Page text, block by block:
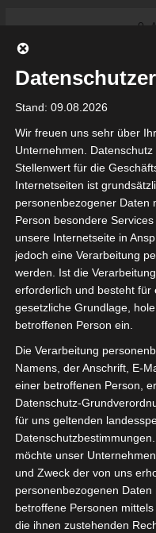
9.
2026
Ligue
Ligue
lehnt
von Google Adsense
Ireland) benötigen wir laut
Daten erhoben,
bitte den
Google Adsenseist deaktiviert.
Sie befinden sich hier:
Rejiche (ASR) – Club
Stand: 09.08.2026
Wir freuen uns sehr über
Unternehmen.
Stellenwert für die
Internetseiten ist
personenbezogener Daten
Person besondere
unsere Internetseite in
jedoch eine Verarbeitung
werden. Ist die
erforderlich und besteht für
gesetzliche Grundlage,
betroffenen Person ein.
Die Verarbeitung
Namens, der Anschrift, E-
einer betroffenen Person,
Datenschutz-
für uns geltenden
möchte unser
und Zweck der von uns
personenbezogenen
betroffene Personen
die ihnen zustehenden